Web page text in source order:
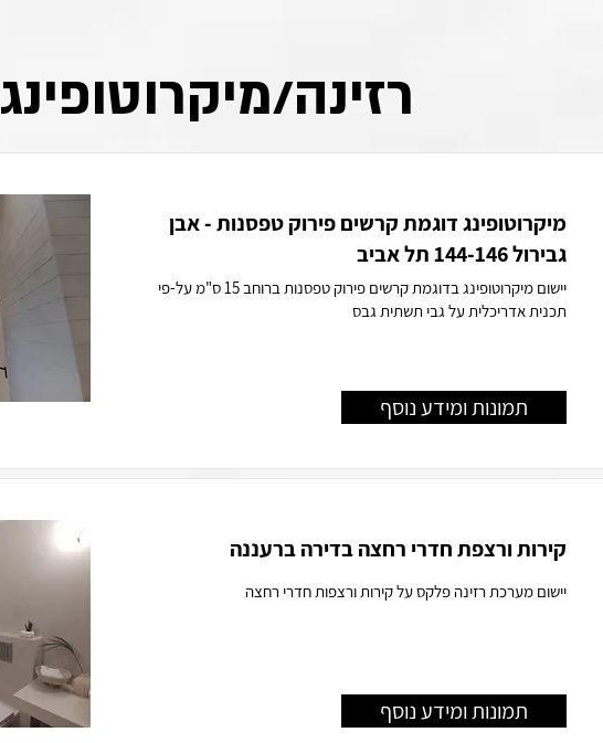
רזינה/מיקרוטופינג
מיקרוטופינג דוגמת קרשים פירוק טפסנות - אבן
גבירול 144-146 תל אביב
יישום מיקרוטופינג בדוגמת קרשים פירוק טפסנות ברוחב 15 ס"מ על-פי
תכנית אדריכלית על גבי תשתית גבס
תמונות ומידע נוסף
קירות ורצפת חדרי רחצה בדירה ברעננה
יישום מערכת רזינה פלקס על קירות ורצפות חדרי רחצה
תמונות ומידע נוסף